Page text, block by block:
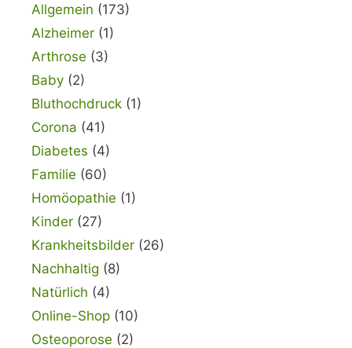
Allgemein (173)
Alzheimer (1)
Arthrose (3)
Baby (2)
Bluthochdruck (1)
Corona (41)
Diabetes (4)
Familie (60)
Homöopathie (1)
Kinder (27)
Krankheitsbilder (26)
Nachhaltig (8)
Natürlich (4)
Online-Shop (10)
Osteoporose (2)